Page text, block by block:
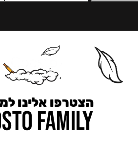
הצטרפו אלינו